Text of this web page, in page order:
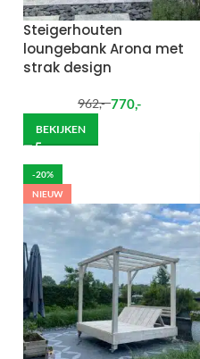
Steigerhouten
loungebank Arona met
strak design
962,- 770,-
BEKIJKEN
-20%
NIEUW